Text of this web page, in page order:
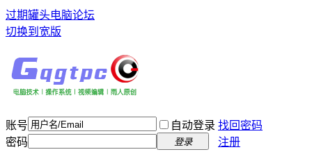
过期罐头电脑论坛
切换到宽版
账号 自动登录 找回密码
密码
登录 注册